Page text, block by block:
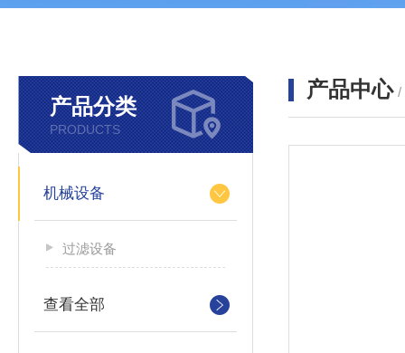
产品分类
PRODUCTS
机械设备
过滤设备
查看全部
产品中心 /